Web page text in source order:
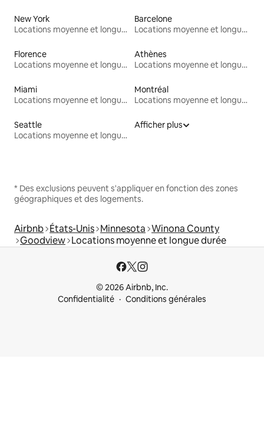
New York
Locations moyenne et longue durée
Barcelone
Locations moyenne et longue durée
Florence
Locations moyenne et longue durée
Athènes
Locations moyenne et longue durée
Miami
Locations moyenne et longue durée
Montréal
Locations moyenne et longue durée
Seattle
Locations moyenne et longue durée
Afficher plus
* Des exclusions peuvent s'appliquer en fonction des zones
géographiques et des logements.
Airbnb États-Unis Minnesota Winona County
Goodview Locations moyenne et longue durée
© 2026 Airbnb, Inc.
Confidentialité
Conditions générales